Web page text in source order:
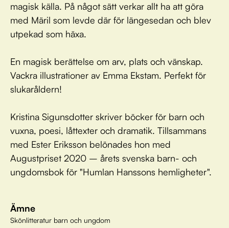
magisk källa. På något sätt verkar allt ha att göra
med Märil som levde där för längesedan och blev
utpekad som häxa.
En magisk berättelse om arv, plats och vänskap.
Vackra illustrationer av Emma Ekstam. Perfekt för
slukaråldern!
Kristina Sigunsdotter skriver böcker för barn och
vuxna, poesi, låttexter och dramatik. Tillsammans
med Ester Eriksson belönades hon med
Augustpriset 2020 – årets svenska barn- och
ungdomsbok för "Humlan Hanssons hemligheter".
Ämne
Skönlitteratur barn och ungdom